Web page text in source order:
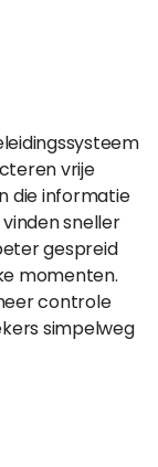
vrije
die informatie
sneller
gespreid
momenten.
controle
simpelweg